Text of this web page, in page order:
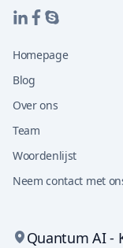
Homepage
Blog
Over ons
Team
Woordenlijst
Neem contact met
Quantum AI -